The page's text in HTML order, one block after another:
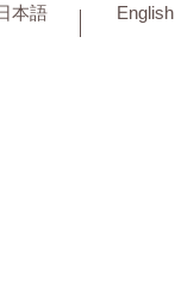
本語 English